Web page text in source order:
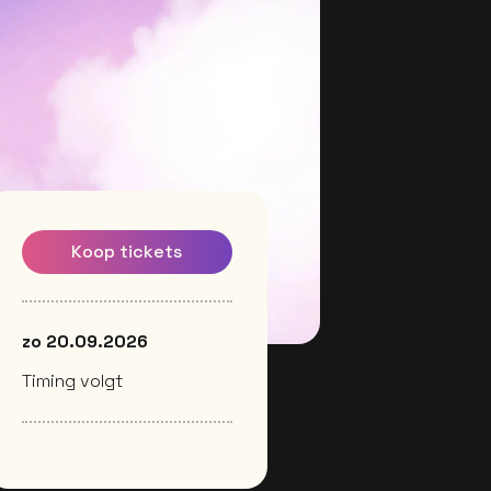
Koop tickets
zo 20.09.2026
Timing volgt